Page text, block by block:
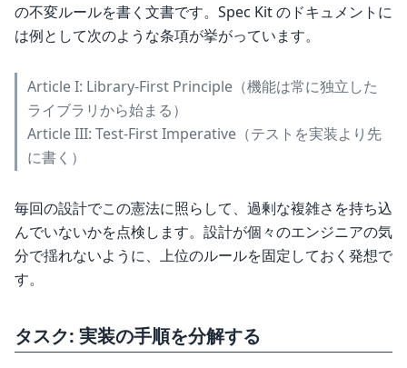
の不変ルールを書く文書です。Spec Kit のドキュメントに
は例として次のような条項が挙がっています。
Article I: Library-First Principle（機能は常に独立した
ライブラリから始まる）
Article III: Test-First Imperative（テストを実装より先
に書く）
毎回の設計でこの憲法に照らして、過剰な複雑さを持ち込
んでいないかを点検します。設計が個々のエンジニアの気
分で揺れないように、上位のルールを固定しておく発想で
す。
タスク: 実装の手順を分解する